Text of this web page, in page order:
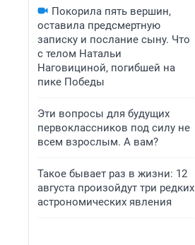
Покорила пять вершин,
оставила предсмертную
записку и послание сыну. Что
с телом Натальи
Наговициной, погибшей на
пике Победы
Эти вопросы для будущих
первоклассников под силу не
всем взрослым. А вам?
Такое бывает раз в жизни: 12
августа произойдут три редких
астрономических явления